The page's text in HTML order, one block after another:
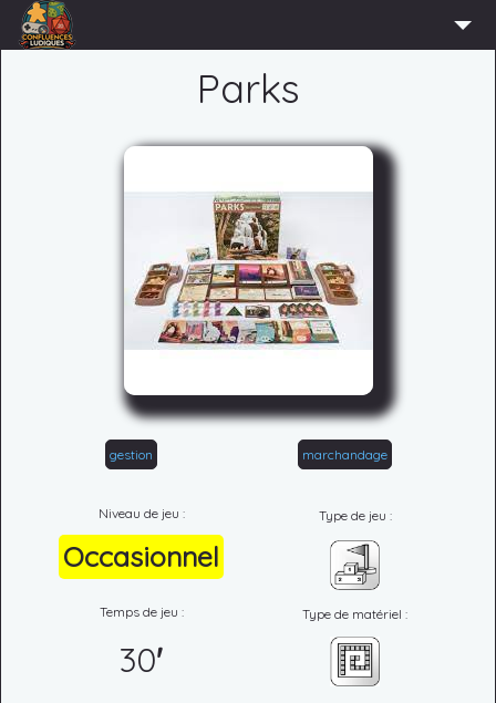
Parks
gestion marchandage
Niveau de jeu :
Occasionnel
Type de jeu :
Temps de jeu :
30'
Type de matériel :